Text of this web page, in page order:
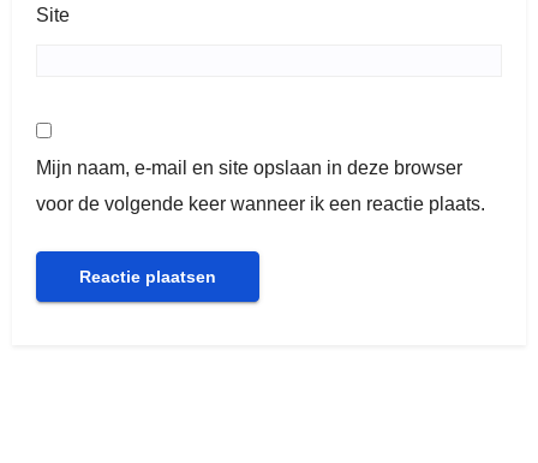
Site
Mijn naam, e-mail en site opslaan in deze browser
voor de volgende keer wanneer ik een reactie plaats.